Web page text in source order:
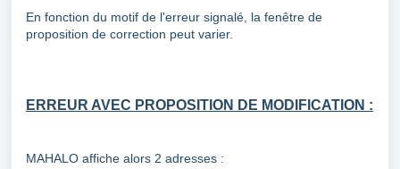
En fonction du motif de l'erreur signalé, la fenêtre de
proposition de correction peut varier.
ERREUR AVEC PROPOSITION DE MODIFICATION :
MAHALO affiche alors 2 adresses :